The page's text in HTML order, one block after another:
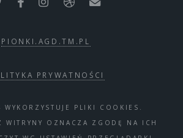
PIONKI.AGD.TM.PL
PRYWATNOŚCI
WYKORZYSTUJE PLIKI COOKIES.
WITRYNY OZNACZA ZGODĘ NA ICH